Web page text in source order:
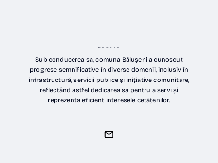
PRIMAR
Sub conducerea sa, comuna Bălușeni a cunoscut
progrese semnificative în diverse domenii, inclusiv în
infrastructură, servicii publice și inițiative comunitare,
reflectând astfel dedicarea sa pentru a servi și
reprezenta eficient interesele cetățenilor.